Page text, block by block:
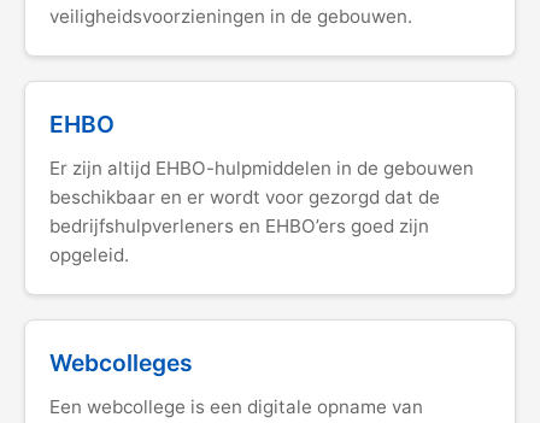
veiligheidsvoorzieningen in de gebouwen.
EHBO
Er zijn altijd EHBO-hulpmiddelen in de gebouwen
beschikbaar en er wordt voor gezorgd dat de
bedrijfshulpverleners en EHBO’ers goed zijn
opgeleid.
Webcolleges
Een webcollege is een digitale opname van